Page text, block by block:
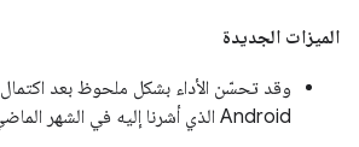
الميزات الجديدة
وقد تحسّن الأداء بشكل ملحوظ بعد اكتمال
Android الذي أشرنا إليه في الشهر الماضي.